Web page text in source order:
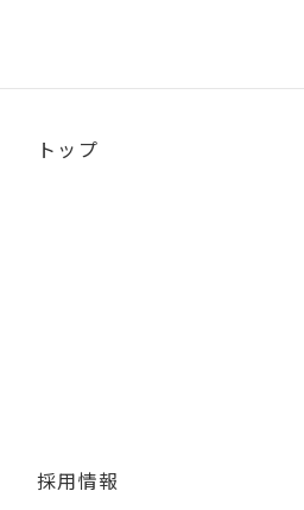
トップ
採用情報